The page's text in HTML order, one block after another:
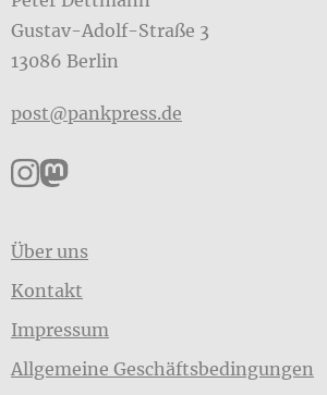
Gustav-Adolf-Straße 3
13086 Berlin
post@pankpress.de
Pankpress auf Instagram
Pankpress auf
Über uns
Kontakt
Impressum
Allgemeine Geschäftsbedingungen